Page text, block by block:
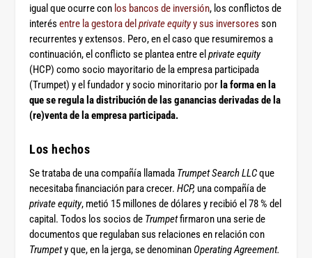
igual que ocurre con los bancos de inversión, los conflictos de
interésentre la gestora delprivate equityy sus inversores son
recurrentes y extensos. Pero, en el caso que resumiremos a
continuación, el conflicto se plantea entre elprivate equity
(HCP) como socio mayoritario de la empresa participada
(Trumpet) y el fundador y socio minoritario por la forma en la
que se regula la distribución de las ganancias derivadas de la
(re)venta de la empresa participada.
Los hechos
Se trataba de una compañía llamada Trumpet Search LLCque
necesitaba financiación para crecer.HCP,
private equity, metió 15 millones de dólares y recibió el 78 % del
capital. Todos los socios de Trumpetfirmaron una serie de
Trumpety que, en la jerga, se denominan